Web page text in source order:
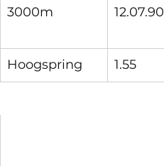
3000m 12.07.90
Hoogspring 1.55